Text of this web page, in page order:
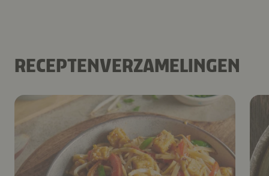
RECEPTENVERZAMELINGEN